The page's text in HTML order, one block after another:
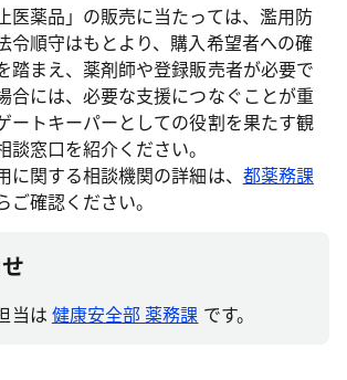
医薬品」の販売に当たっては、濫用防
令順守はもとより、購入希望者への確
踏まえ、薬剤師や登録販売者が必要で
合には、必要な支援につなぐことが重
ートキーパーとしての役割を果たす観
談窓口を紹介ください。
関する相談機関の詳細は、 都薬務課
ご確認ください。
当は 健康安全部 薬務課 です。